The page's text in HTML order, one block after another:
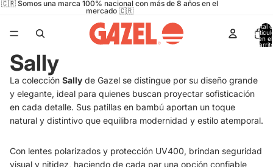
🇨🇷 Somos una marca 100% nacional con más de 8 años en el
mercado 🇨🇷
Total
en el
Sally
La colección Sally de Gazel se distingue por su diseño grande
y elegante, ideal para quienes buscan proyectar sofisticación
en cada detalle. Sus patillas en bambú aportan un toque
natural y distintivo que equilibra modernidad y estilo atemporal.
Con lentes polarizados y protección UV400, brindan seguridad
visual y nitidez, haciendo de cada par una opción confiable